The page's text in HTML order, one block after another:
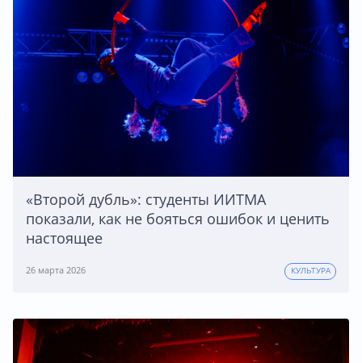
«Второй дубль»: студенты ИИТМА
показали, как не бояться ошибок и ценить
настоящее
26 марта 2026 КУЛЬТУРА